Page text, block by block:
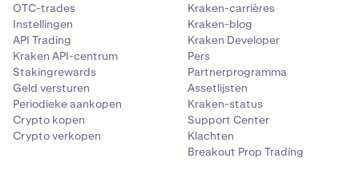
OTC-trades
Instellingen
API Trading
Kraken API-centrum
Stakingrewards
Geld versturen
Periodieke aankopen
Crypto kopen
Crypto verkopen
Kraken-carrières
Kraken-blog
Kraken Developer
Pers
Partnerprogramma
Assetlijsten
Kraken-status
Support Center
Klachten
Breakout Prop Trading